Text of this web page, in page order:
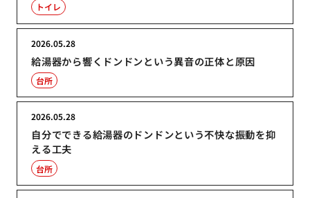
トイレ
給湯器から響くドンドンという異音の正体と原因
2026.05.28
台所
自分でできる給湯器のドンドンという不快な振動を抑
える工夫
2026.05.28
台所